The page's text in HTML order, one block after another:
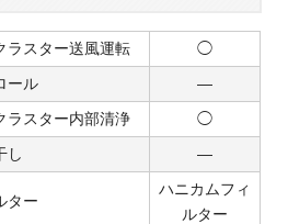
ラスター送風運転
◯
ール
―
ラスター内部清浄
◯
し
―
ター
ハニカムフィ
ルター